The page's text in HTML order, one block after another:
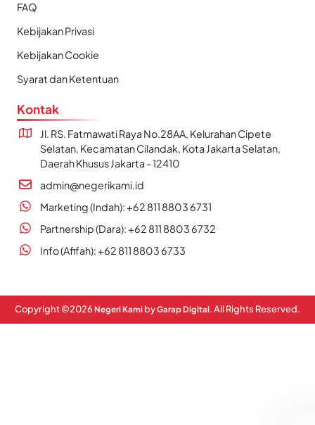
FAQ
Kebijakan Privasi
Kebijakan Cookie
Syarat dan Ketentuan
Kontak
Jl. RS. Fatmawati Raya No.28AA, Kelurahan Cipete
Selatan, Kecamatan Cilandak, Kota Jakarta Selatan,
Daerah Khusus Jakarta - 12410
admin@negerikami.id
Marketing (Indah): +62 811 8803 6731
Partnership (Dara): +62 811 8803 6732
Info (Afifah): +62 811 8803 6733
Copyright ©2026 Negeri Kami byGarap Digital. All Rights Reserved.